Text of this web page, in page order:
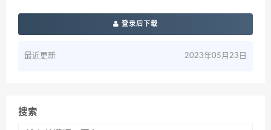
登录后下载
最近更新 2023年05月23日
搜索